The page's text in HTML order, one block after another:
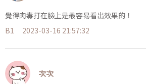
覺得肉毒打在臉上是最容易看出效果的！
B1
2023-03-16 21:57:32
次次